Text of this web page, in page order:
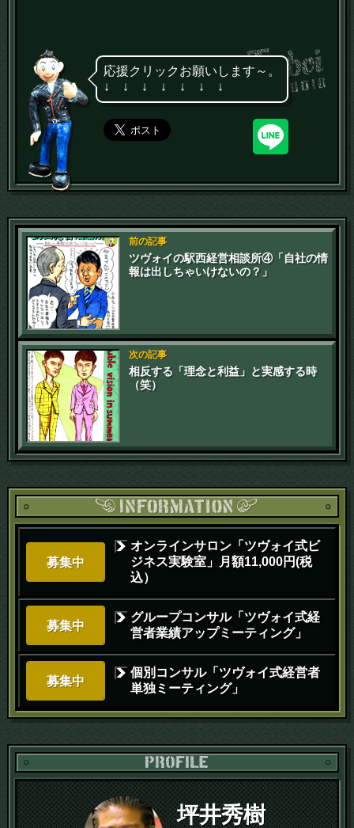
応援クリックお願いします～。
↓ ↓ ↓ ↓ ↓ ↓ ↓
前の記事
ツヴォイの駅西経営相談所④「自社の情
報は出しちゃいけないの？」
次の記事
相反する「理念と利益」と実感する時
（笑）
募集中
オンラインサロン「ツヴォイ式ビ
ジネス実験室」月額11,000円(税
込）
募集中
グループコンサル「ツヴォイ式経
営者業績アップミーティング」
募集中
個別コンサル「ツヴォイ式経営者
単独ミーティング」
坪井秀樹